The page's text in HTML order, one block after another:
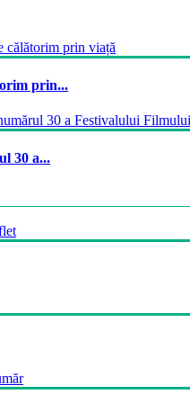
prin...
30 a...